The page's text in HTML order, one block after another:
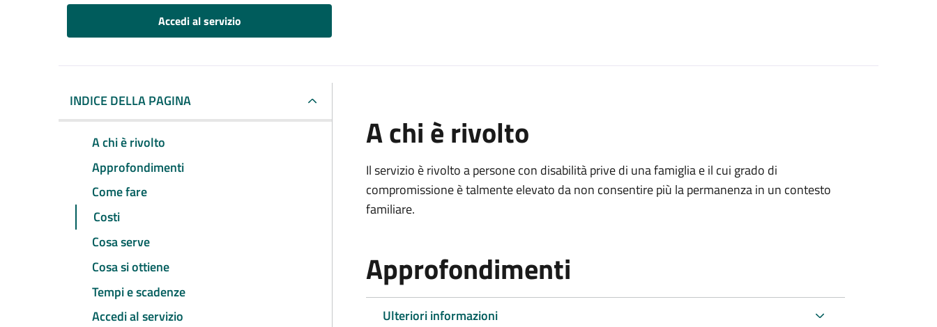
Accedi al servizio
INDICE DELLA PAGINA
A chi è rivolto
Approfondimenti
Come fare
Costi
Cosa serve
Cosa si ottiene
Tempi e scadenze
Accedi al servizio
A chi è rivolto
Il servizio è rivolto a persone con disabilità prive di una famiglia e il cui grado di
compromissione è talmente elevato da non consentire più la permanenza in un contesto
familiare.
Approfondimenti
Ulteriori informazioni